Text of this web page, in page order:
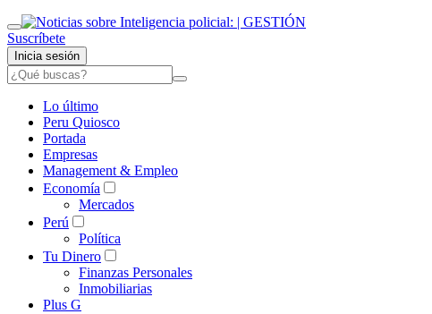
Suscríbete
Inicia sesión
Lo último
Peru Quiosco
Portada
Empresas
Management & Empleo
Economía
Mercados
Perú
Política
Tu Dinero
Finanzas Personales
Inmobiliarias
Plus G